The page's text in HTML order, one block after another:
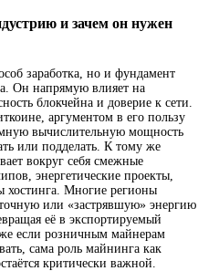
и зачем он нужен
заработка, но и фундамент
Он напрямую влияет на
блокчейна и доверие к сети.
аргументом в его пользу
вычислительную мощность
или подделать. К тому же
вокруг себя смежные
энергетические проекты,
хостинга. Многие регионы
или «застрявшую» энергию
её в экспортируемый
если розничным майнерам
сама роль майнинга как
критически важной.